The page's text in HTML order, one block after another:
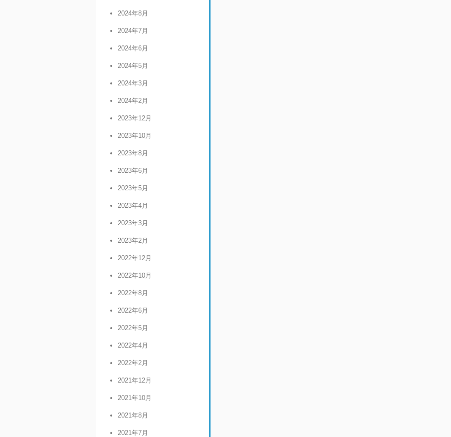
2024年8月
2024年7月
2024年6月
2024年5月
2024年3月
2024年2月
2023年12月
2023年10月
2023年8月
2023年6月
2023年5月
2023年4月
2023年3月
2023年2月
2022年12月
2022年10月
2022年8月
2022年6月
2022年5月
2022年4月
2022年2月
2021年12月
2021年10月
2021年8月
2021年7月